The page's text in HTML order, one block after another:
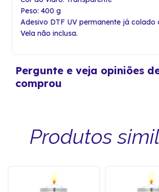
Peso: 400 g
Adesivo DTF UV permanente já colado
Vela não inclusa.
Pergunte e veja opiniões
comprou
Produtos